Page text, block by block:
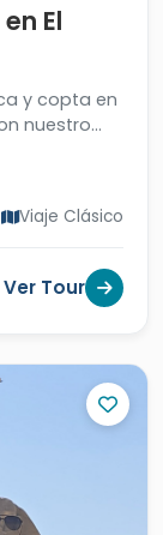
El
y copta en
nuestro
Viaje Clásico
Ver Tour